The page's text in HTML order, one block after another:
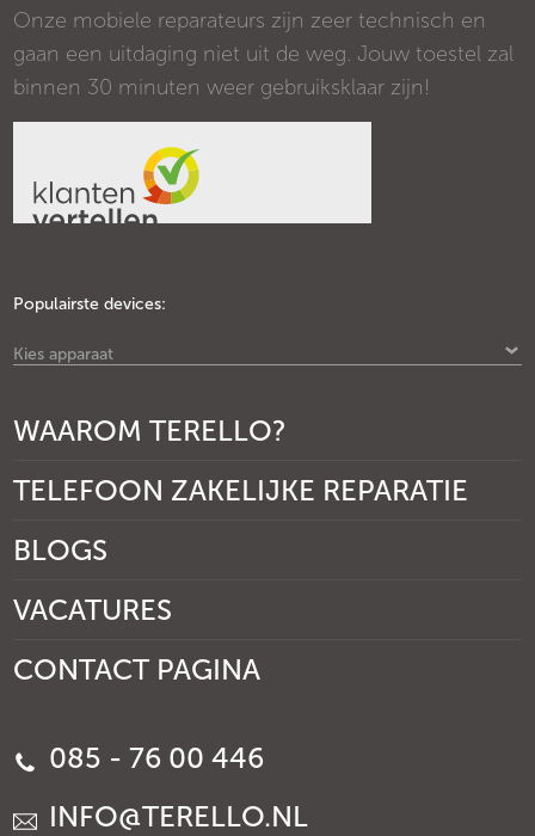
Onze mobiele reparateurs zijn zeer technisch en
gaan een uitdaging niet uit de weg. Jouw toestel zal
binnen 30 minuten weer gebruiksklaar zijn!
Populairste devices:
Kies apparaat
WAAROM TERELLO?
TELEFOON ZAKELIJKE REPARATIE
BLOGS
VACATURES
CONTACT PAGINA
085 - 76 00 446
INFO@TERELLO.NL